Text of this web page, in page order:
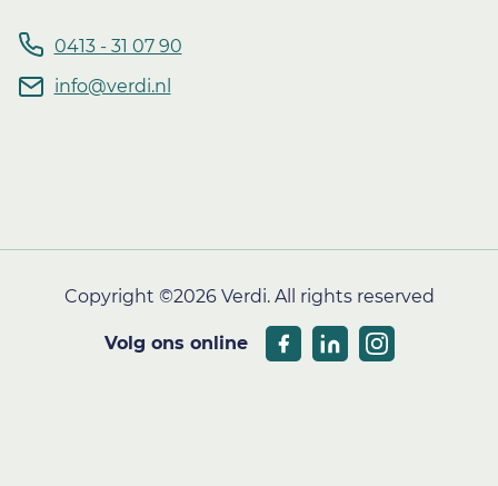
0413 - 31 07 90
info@verdi.nl
Copyright ©2026 Verdi. All rights reserved
Volg ons online